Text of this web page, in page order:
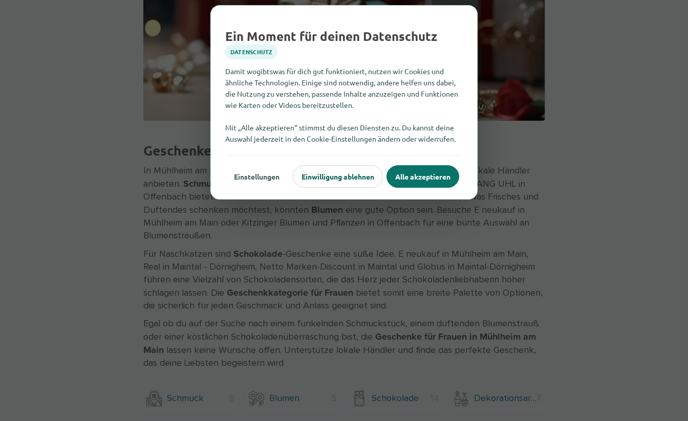
Geschenke für Frauen in Mühlheim am Main
In Mühlheim am Main findest du eine Vielzahl von Geschenkideen für Frauen, die lokale Händler
anbieten. Schmuck
ist immer eine beliebte Wahl und das SCHMUCKatelier WOLFGANG UHL in
Offenbach bietet eine exklusive Auswahl an Schmuckstücken. Wenn du lieber etwas Frisches und
Duftendes schenken möchtest, könnten Blumen eine gute Option sein. Besuche E neukauf in
Mühlheim am Main oder Kitzinger Blumen und Pflanzen in Offenbach für eine bunte Auswahl an
Blumensträußen.
Für Naschkatzen sind Schokolade-Geschenke eine süße Idee. E neukauf in Mühlheim am Main,
Real in Maintal - Dörnigheim, Netto Marken-Discount in Maintal und Globus in Maintal-Dörnigheim
führen eine Vielzahl von Schokoladensorten, die das Herz jeder Schokoladenliebhaberin höher
schlagen lassen. Die Geschenkkategorie für Frauen bietet somit eine breite Palette von Optionen,
die sicherlich für jeden Geschmack und Anlass geeignet sind.
Egal ob du auf der Suche nach einem funkelnden Schmuckstück, einem duftenden Blumenstrauß
oder einer köstlichen Schokoladenüberraschung bist, die Geschenke für Frauen in Mühlheim am
Main lassen keine Wünsche offen. Unterstütze lokale Händler und finde das perfekte Geschenk,
das deine Liebsten begeistern wird.
Schmuck Blumen Schokolade Dekorationsartikel
Ein Moment für deinen Datenschutz
DATENSCHUTZ
Damit wogibtswas für dich gut funktioniert, nutzen wir Cookies und
ähnliche Technologien. Einige sind notwendig, andere helfen uns dabei,
die Nutzung zu verstehen, passende Inhalte anzuzeigen und Funktionen
wie Karten oder Videos bereitzustellen.
Mit „Alle akzeptieren“ stimmst du diesen Diensten zu. Du kannst deine
Auswahl jederzeit in den Cookie-Einstellungen ändern oder widerrufen.
Einstellungen Einwilligung ablehnen Alle akzeptieren